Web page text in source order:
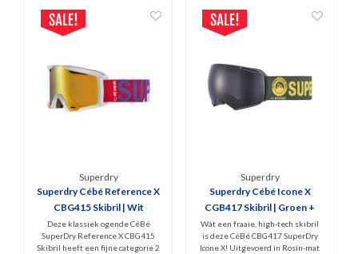
Superdry
Superdry Cébé Reference X
CBG415 Skibril | Wit
Deze klassiek ogende CéBé
SuperDry Reference X CBG415
Skibril heeft een fijne categorie 2
Superdry
Superdry Cébé Icone X
CGB417 Skibril | Groen +
EXTRA LENS
Wát een fraaie, high-tech skibril
is deze CéBé CBG417 SuperDry
Icone X! Uitgevoerd in Rosin-mat